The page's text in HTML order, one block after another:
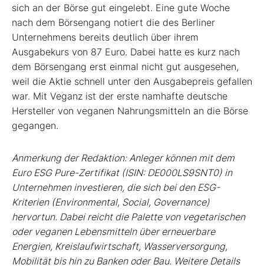
Kontakt
sich an der Börse gut eingelebt. Eine gute Woche
nach dem Börsengang notiert die des Berliner
Unternehmens bereits deutlich über ihrem
Ausgabekurs von 87 Euro. Dabei hatte es kurz nach
dem Börsengang erst einmal nicht gut ausgesehen,
weil die Aktie schnell unter den Ausgabepreis gefallen
war. Mit Veganz ist der erste namhafte deutsche
Hersteller von veganen Nahrungsmitteln an die Börse
gegangen.
Anmerkung der Redaktion: Anleger können mit dem
Euro ESG Pure-Zertifikat (ISIN: DE000LS9SNT0) in
Unternehmen investieren, die sich bei den ESG-
Kriterien (Environmental, Social, Governance)
hervortun. Dabei reicht die Palette von vegetarischen
oder veganen Lebensmitteln über erneuerbare
Energien, Kreislaufwirtschaft, Wasserversorgung,
Mobilität bis hin zu Banken oder Bau. Weitere Details